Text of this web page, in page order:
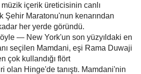
içerik üreticisinin canlı
Şehir Maratonu'nun kenarından
her yerde göründü.
— New York'un son yüzyıldaki en
seçilen Mamdani, eşi Rama Duwaji
çok kullandığı flört
olan Hinge'de tanıştı. Mamdani'nin